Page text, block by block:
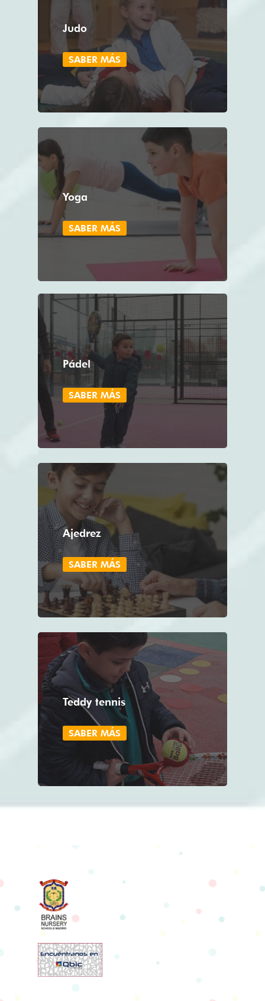
Judo
SABER MÁS
Yoga
SABER MÁS
Pádel
SABER MÁS
Ajedrez
SABER MÁS
Teddy tennis
SABER MÁS